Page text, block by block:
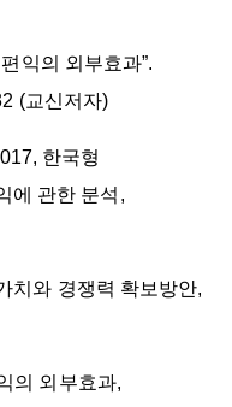
익의 외부효과”.
(교신저자)
한국형
에 관한 분석,
치와 경쟁력 확보방안,
의 외부효과,